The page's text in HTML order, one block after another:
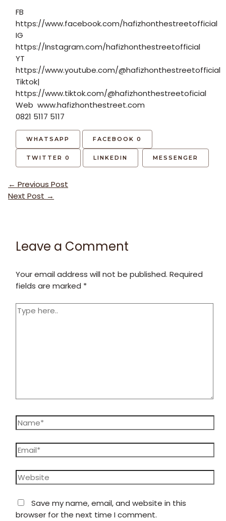
FB
https://www.facebook.com/hafizhonthestreetofficial
IG
https://Instagram.com/hafizhonthestreetofficial
YT
https://www.youtube.com/@hafizhonthestreetofficial
Tiktok|
https://www.tiktok.com/@hafizhonthestreetoficial
Web www.hafizhonthestreet.com
0821 5117 5117
WHATSAPP FACEBOOK0
TWITTER 0 LINKEDIN MESSENGER
Post
navigation
← Previous Post
Next Post →
Leave a Comment
Your email address will not be published. Required
fields are marked *
Type
Name*
Email*
Website
Save my name, email, and website in this
browser for the next time I comment.